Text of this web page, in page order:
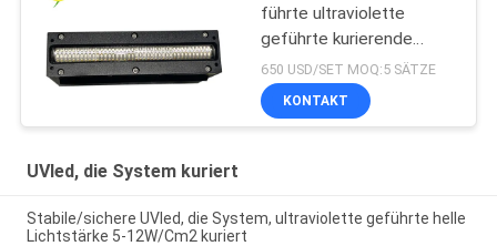
führte ultraviolette
geführte kurierende
Lampe für
Flachbettuvdrucker
650 USD/SET MOQ:5 SÄTZE
KONTAKT
UVled, die System kuriert
Stabile/sichere UVled, die System, ultraviolette geführte helle
Lichtstärke 5-12W/Cm2 kuriert